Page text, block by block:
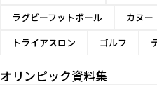
ラグビーフットボール
カヌー
トライアスロン
ゴルフ
オリンピック資料集